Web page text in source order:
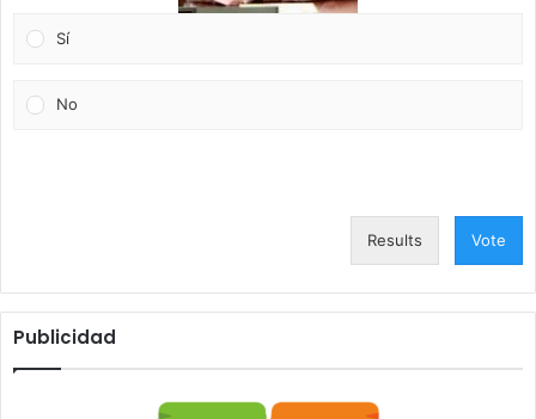
Sí
No
Results Vote
Publicidad